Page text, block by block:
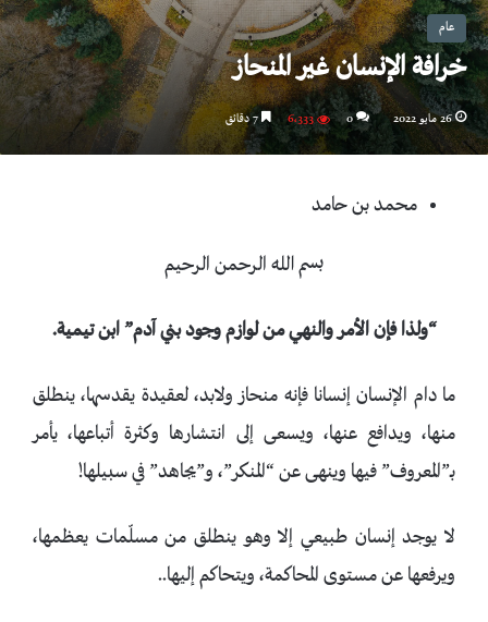
عام
خرافة الإنسان غير المنحاز
26 مايو 2022 0 6٬333
محمد بن حامد
بسم الله الرحمن الرحيم
“ولذا فإن الأمر والنهي من لوازم وجود بني آدم” ابن تيمية.
ما دام الإنسان إنسانا فإنه منحاز ولابد، لعقيدة يقدسها، ينطلق
منها، ويدافع عنها، ويسعى إلى انتشارها وكثرة أتباعها، يأمر
بـ”المعروف” فيها وينهى عن “المنكر”، و”يجاهد” في سبيلها!
لا يوجد إنسان طبيعي إلا وهو ينطلق من مسلّمات يعظمها،
ويرفعها عن مستوى المحاكمة، ويتحاكم إليها..